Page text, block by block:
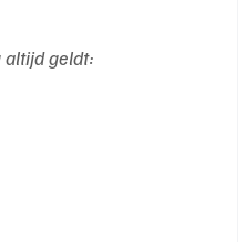
altijd geldt: